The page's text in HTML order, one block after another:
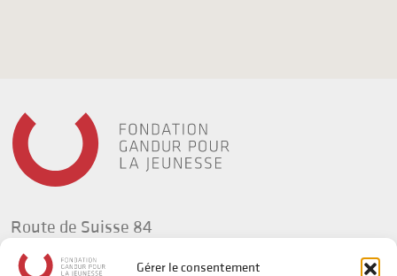
Gérer le consentement
Route de Suisse 84
1295 Tannay